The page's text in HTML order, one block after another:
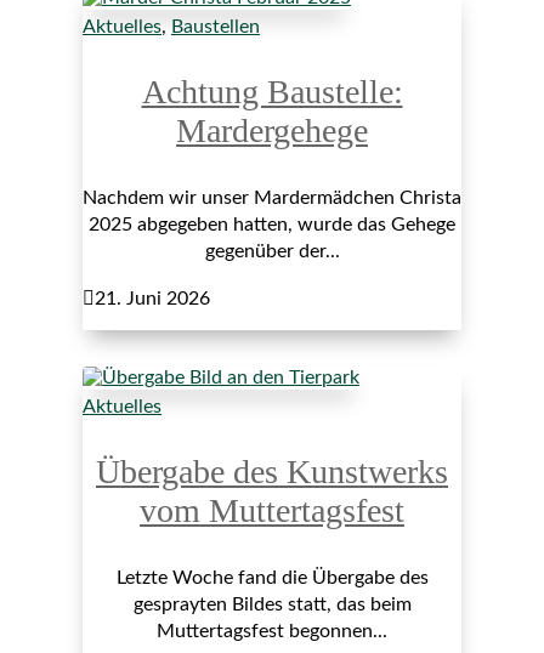
Aktuelles, Baustellen
Achtung Baustelle:
Mardergehege
Nachdem wir unser Mardermädchen Christa
2025 abgegeben hatten, wurde das Gehege
gegenüber der...
21. Juni 2026
Aktuelles
Übergabe des Kunstwerks
vom Muttertagsfest
Letzte Woche fand die Übergabe des
gesprayten Bildes statt, das beim
Muttertagsfest begonnen...